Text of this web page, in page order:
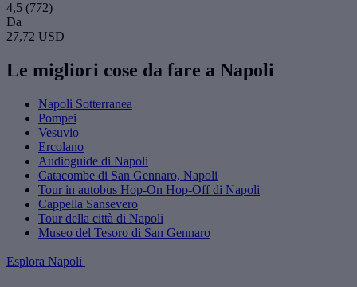
4,5 (772)
Da
27,72 USD
Le migliori cose da fare a Napoli
Napoli Sotterranea
Pompei
Vesuvio
Ercolano
Audioguide di Napoli
Catacombe di San Gennaro, Napoli
Tour in autobus Hop-On Hop-Off di Napoli
Cappella Sansevero
Tour della città di Napoli
Museo del Tesoro di San Gennaro
Esplora Napoli